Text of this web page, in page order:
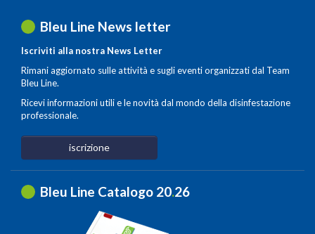
Bleu Line News letter
Iscriviti alla nostra News Letter
Rimani aggiornato sulle attività e sugli eventi organizzati dal Team
Bleu Line.
Ricevi informazioni utili e le novità dal mondo della disinfestazione
professionale.
iscrizione
Bleu Line Catalogo 20.26